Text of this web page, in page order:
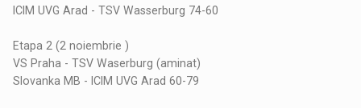
ICIM UVG Arad - TSV Wasserburg 74-60
Etapa 2 (2 noiembrie )
VS Praha - TSV Waserburg (aminat)
Slovanka MB - ICIM UVG Arad 60-79